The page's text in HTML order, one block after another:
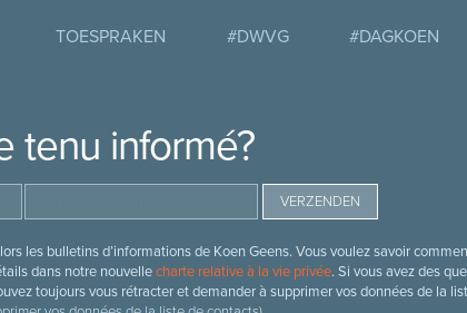
TOESPRAKEN #DWVG #DAGKOEN
tenu informé?
les bulletins d’informations de Koen Geens. Vous voulez savoir
dans notre nouvellecharte relative à la vie privée. Si vous avez des
toujours vous rétracter et demander à supprimer vos données de la